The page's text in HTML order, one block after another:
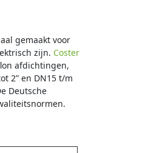
gemaakt voor
zijn. Coster
afdichtingen,
2” en DN15 t/m
Deutsche